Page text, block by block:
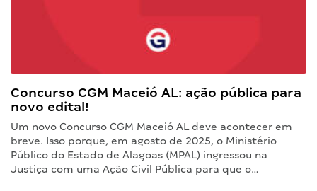
Concurso CGM Maceió AL: ação pública para
novo edital!
Um novo Concurso CGM Maceió AL deve acontecer em
breve. Isso porque, em agosto de 2025, o Ministério
Público do Estado de Alagoas (MPAL) ingressou na
Justiça com uma Ação Civil Pública para que o…